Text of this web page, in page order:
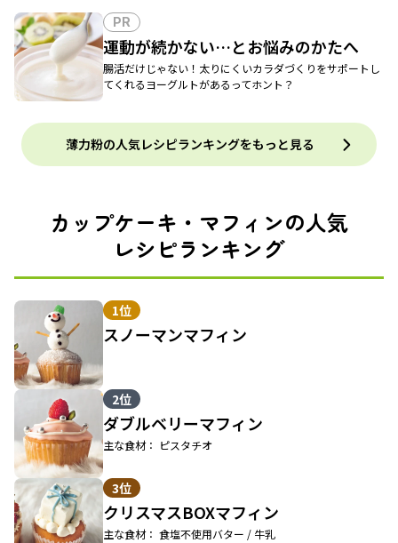
PR
運動が続かない…とお悩みのかたへ
腸活だけじゃない！太りにくいカラダづくりをサポートし
てくれるヨーグルトがあるってホント？
薄力粉の人気レシピランキングをもっと見る
カップケーキ・マフィンの人気
レシピランキング
1位
スノーマンマフィン
2位
ダブルベリーマフィン
主な食材： ピスタチオ
3位
クリスマスBOXマフィン
主な食材： 食塩不使用バター / 牛乳